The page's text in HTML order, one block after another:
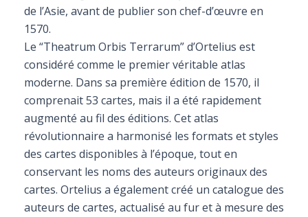
de l’Asie, avant de publier son chef-d’œuvre en
1570.
Le “Theatrum Orbis Terrarum” d’Ortelius est
considéré comme le premier véritable atlas
moderne. Dans sa première édition de 1570, il
comprenait 53 cartes, mais il a été rapidement
augmenté au fil des éditions. Cet atlas
révolutionnaire a harmonisé les formats et styles
des cartes disponibles à l’époque, tout en
conservant les noms des auteurs originaux des
cartes. Ortelius a également créé un catalogue des
auteurs de cartes, actualisé au fur et à mesure des